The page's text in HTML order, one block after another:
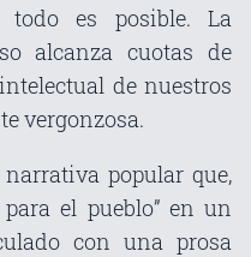
todo es posible. La
alcanza cuotas de
de nuestros
vergonzosa.
popular que,
el pueblo” en un
con una prosa